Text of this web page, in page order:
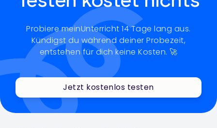
Probiere meinUnterricht 14 Tage lang aus.
Kündigst du während deiner Probezeit,
entstehen für dich keine Kosten. 🚀
Jetzt kostenlos testen